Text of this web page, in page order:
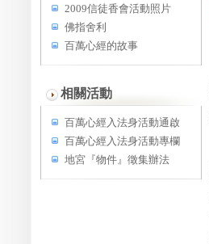
2009信徒香會活動照片
佛指舍利
百萬心經的故事
相關活動
百萬心經入法身活動通啟
百萬心經入法身活動專欄
地宮『物件』徵集辦法